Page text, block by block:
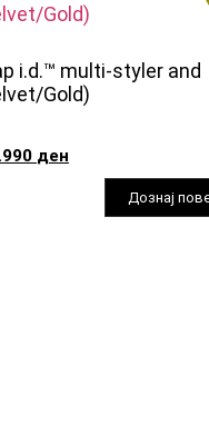
i.d.™ multi-styler and
Gold)
ден